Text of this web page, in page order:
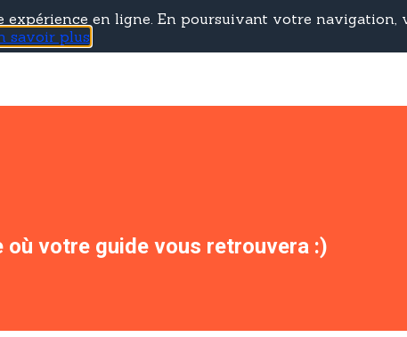
où votre guide vous retrouvera :)
en ligne. En poursuivant votre navigation,
savoir plus